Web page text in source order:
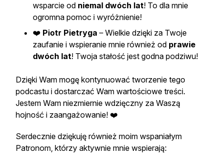
wsparcie od niemal dwóch lat! To dla mnie
ogromna pomoc i wyróżnienie!
❤️ Piotr Pietryga – Wielkie dzięki za Twoje
zaufanie i wspieranie mnie również od prawie
dwóch lat! Twoja stałość jest godna podziwu!
Dzięki Wam mogę kontynuować tworzenie tego
podcastu i dostarczać Wam wartościowe treści.
Jestem Wam niezmiernie wdzięczny za Waszą
hojność i zaangażowanie! ❤️
Serdecznie dziękuję również moim wspaniałym
Patronom, którzy aktywnie mnie wspierają: